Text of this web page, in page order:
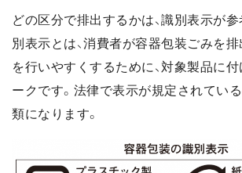
どの区分で排出するかは、識別表示が
別表示とは、消費者が容器包装ごみを
を行いやすくするために、対象製品に
ークです。法律で表示が規定されてい
類になります。